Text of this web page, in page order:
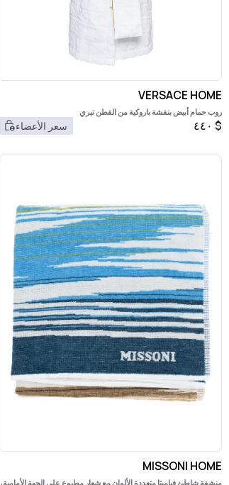
VERSACE HOME
روب حمام أبيض بنقشة باروكية من القطن تيري
$ ٤٤٠ سعر الأعضاء
MISSONI HOME